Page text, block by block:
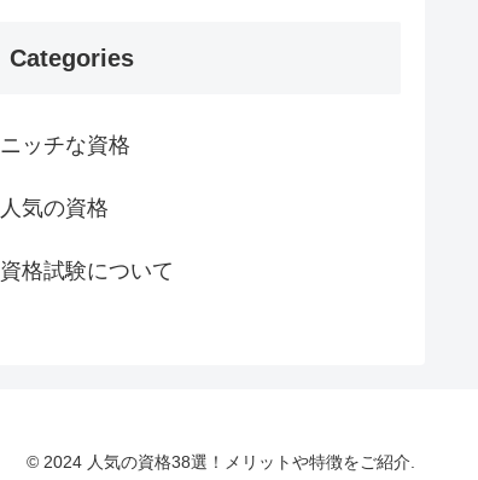
Categories
ニッチな資格
人気の資格
資格試験について
© 2024 人気の資格38選！メリットや特徴をご紹介.